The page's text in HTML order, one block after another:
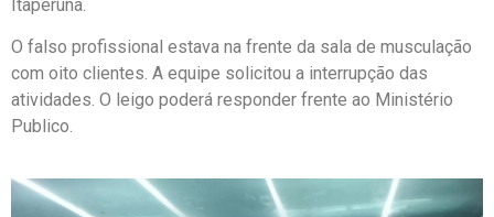
Itaperuna.
O falso profissional estava na frente da sala de musculação
com oito clientes. A equipe solicitou a interrupção das
atividades. O leigo poderá responder frente ao Ministério
Publico.